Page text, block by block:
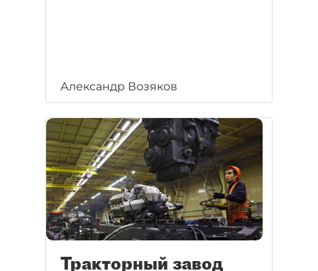
Александр Возяков
Тракторный завод